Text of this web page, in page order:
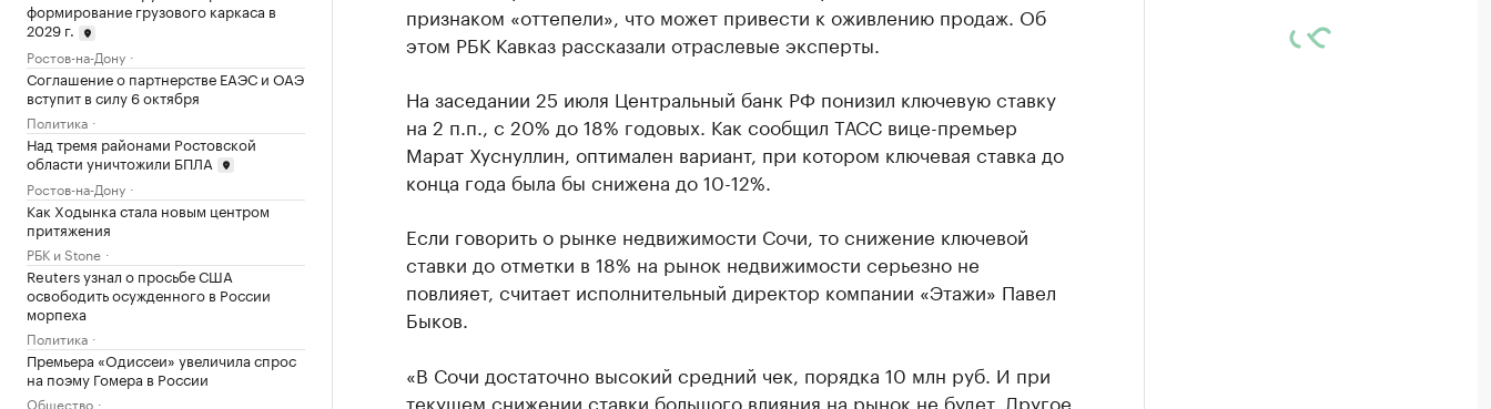
формирование грузового каркаса в
2029 г.
Ростов-на-Дону
Соглашение о партнерстве ЕАЭС и ОАЭ
вступит в силу 6 октября
Политика
Над тремя районами Ростовской
области уничтожили БПЛА
Ростов-на-Дону
Как Ходынка стала новым центром
притяжения
РБК и Stone
Reuters узнал о просьбе США
освободить осужденного в России
морпеха
Политика
Премьера «Одиссеи» увеличила спрос
на поэму Гомера в России
Общество
признаком «оттепели», что может привести к оживлению продаж. Об
этом РБК Кавказ рассказали отраслевые эксперты.
На заседании 25 июля Центральный банк РФ понизил ключевую ставку
на 2 п.п., с 20% до 18% годовых. Как сообщил ТАСС вице-премьер
Марат Хуснуллин, оптимален вариант, при котором ключевая ставка до
конца года была бы снижена до 10-12%.
Если говорить о рынке недвижимости Сочи, то снижение ключевой
ставки до отметки в 18% на рынок недвижимости серьезно не
повлияет, считает исполнительный директор компании «Этажи» Павел
Быков.
«В Сочи достаточно высокий средний чек, порядка 10 млн руб. И при
текущем снижении ставки большого влияния на рынок не будет. Другое